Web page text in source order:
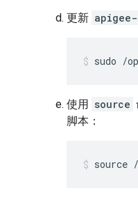
更新
sudo /
使用 source
脚本：
source